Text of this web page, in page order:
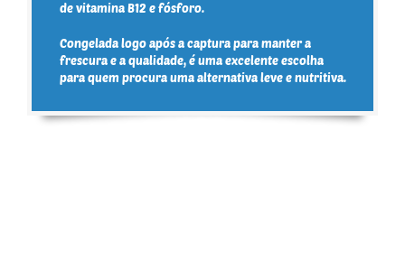
de vitamina B12 e fósforo.
Congelada logo após a captura para manter a
frescura e a qualidade, é uma excelente escolha
para quem procura uma alternativa leve e nutritiva.